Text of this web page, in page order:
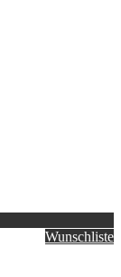
Wunschliste